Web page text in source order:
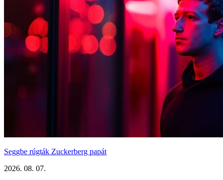
Seggbe rúgták Zuckerberg papát
2026. 08. 07.